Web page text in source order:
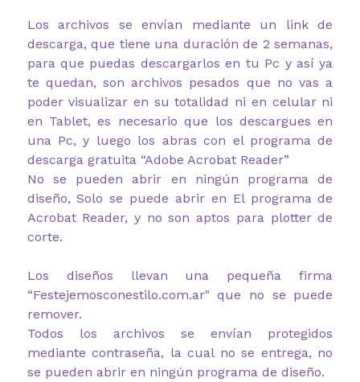
Los archivos se envían mediante un link de
descarga, que tiene una duración de 2 semanas,
para que puedas descargarlos en tu Pc y así ya
te quedan, son archivos pesados que no vas a
poder visualizar en su totalidad ni en celular ni
en Tablet, es necesario que los descargues en
una Pc, y luego los abras con el programa de
descarga gratuita “Adobe Acrobat Reader”
No se pueden abrir en ningún programa de
diseño, Solo se puede abrir en El programa de
Acrobat Reader, y no son aptos para plotter de
corte.
Los diseños llevan una pequeña firma
“Festejemosconestilo.com.ar" que no se puede
remover.
Todos los archivos se envían protegidos
mediante contraseña, la cual no se entrega, no
se pueden abrir en ningún programa de diseño.